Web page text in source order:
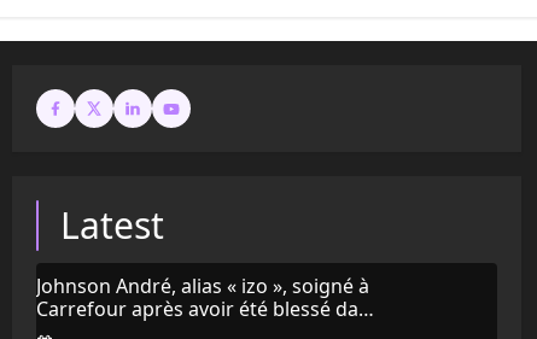
Latest
Johnson André, alias « izo », soigné à
Carrefour après avoir été blessé dans
une frappe de drone